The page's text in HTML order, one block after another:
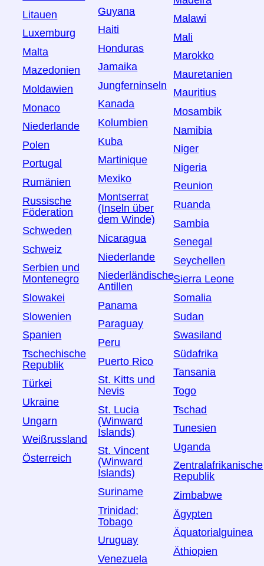
Litauen
Luxemburg
Malta
Mazedonien
Moldawien
Monaco
Niederlande
Polen
Portugal
Rumänien
Russische
Föderation
Schweden
Schweiz
Serbien und
Montenegro
Slowakei
Slowenien
Spanien
Tschechische
Republik
Türkei
Ukraine
Ungarn
Weißrussland
Österreich
Guyana
Haiti
Honduras
Jamaika
Jungferninseln
Kanada
Kolumbien
Kuba
Martinique
Mexiko
Montserrat
(Inseln über
dem Winde)
Nicaragua
Niederlande
Niederländische
Antillen
Panama
Paraguay
Peru
Puerto Rico
St. Kitts und
Nevis
St. Lucia
(Winward
Islands)
St. Vincent
(Winward
Islands)
Suriname
Trinidad;
Tobago
Uruguay
Venezuela
Malawi
Mali
Marokko
Mauretanien
Mauritius
Mosambik
Namibia
Niger
Nigeria
Reunion
Ruanda
Sambia
Senegal
Seychellen
Sierra Leone
Somalia
Sudan
Swasiland
Südafrika
Tansania
Togo
Tschad
Tunesien
Uganda
Zentralafrikanische
Republik
Zimbabwe
Ägypten
Äquatorialguinea
Äthiopien